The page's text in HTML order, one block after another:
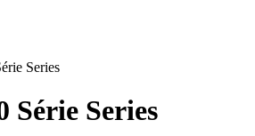
Series
Série Series